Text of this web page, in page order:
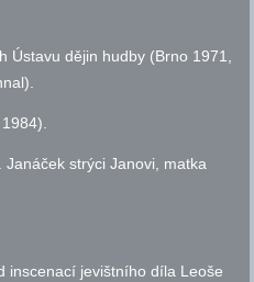
Ústavu dějin hudby (Brno 1971,
strýci Janovi, matka
inscenací jevištního díla Leoše